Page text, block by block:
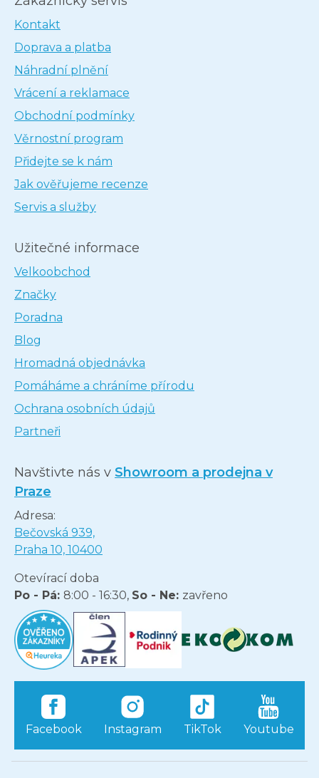
Kontakt
Doprava a platba
Náhradní plnění
Vrácení a reklamace
Obchodní podmínky
Věrnostní program
Přidejte se k nám
Jak ověřujeme recenze
Servis a služby
Užitečné informace
Velkoobchod
Značky
Poradna
Blog
Hromadná objednávka
Pomáháme a chráníme přírodu
Ochrana osobních údajů
Partneři
Navštivte nás v Showroom a prodejna v
Praze
Adresa:
Bečovská 939,
Praha 10, 10400
Otevírací doba
Po - Pá: 8:00 - 16:30, So - Ne: zavřeno
Facebook Instagram TikTok Youtube